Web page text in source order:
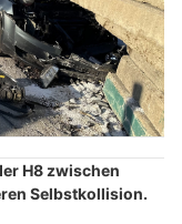
H8 zwischen
Selbstkollision.